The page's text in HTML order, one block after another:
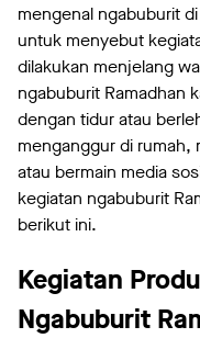
mengenal ngabuburit
untuk menyebut
dilakukan menjelang
ngabuburit Ramadhan
dengan tidur atau
menganggur di rumah,
atau bermain media
kegiatan ngabuburit
berikut ini.
Kegiatan
Ngabuburit